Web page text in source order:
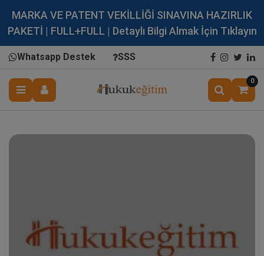
MARKA VE PATENT VEKİLLİĞİ SINAVINA HAZIRLIK
PAKETİ | FULL+FULL | Detaylı Bilgi Almak İçin Tıklayın
Whatsapp Destek SSS
0